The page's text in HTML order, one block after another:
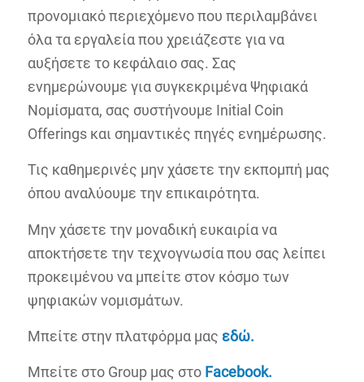
προνομιακό περιεχόμενο που περιλαμβάνει
όλα τα εργαλεία που χρειάζεστε για να
αυξήσετε το κεφάλαιο σας. Σας
ενημερώνουμε για συγκεκριμένα Ψηφιακά
Νομίσματα, σας συστήνουμε Initial Coin
Offerings και σημαντικές πηγές ενημέρωσης.
Τις καθημερινές μην χάσετε την εκπομπή μας
όπου αναλύουμε την επικαιρότητα.
Μην χάσετε την μοναδική ευκαιρία να
αποκτήσετε την τεχνογνωσία που σας λείπει
προκειμένου να μπείτε στον κόσμο των
ψηφιακών νομισμάτων.
Μπείτε στην πλατφόρμα μας εδώ.
Μπείτε στο Group μας στο Facebook.